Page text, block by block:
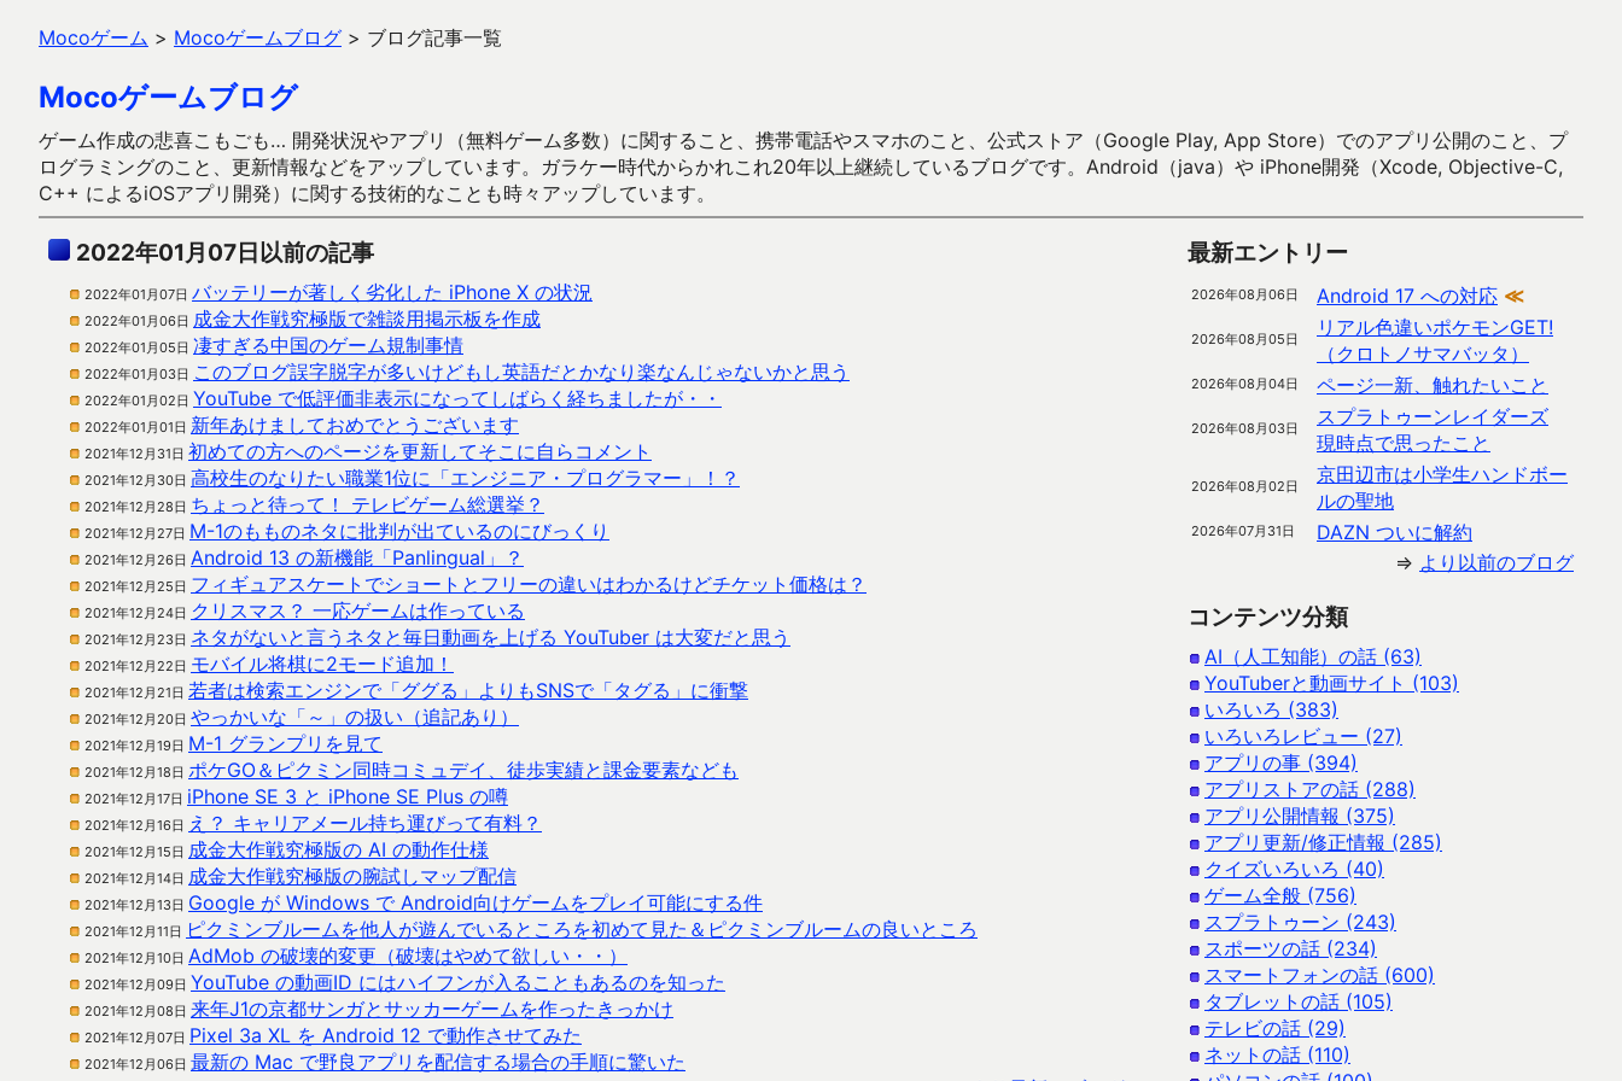
Mocoゲーム > Mocoゲームブログ > ブログ記事一覧
Mocoゲームブログ
ゲーム作成の悲喜こもごも… 開発状況やアプリ（無料ゲーム多数）に関すること、携帯電話やスマホのこと、公式ストア（Google Play, App Store）でのアプリ公開のこと、プ
ログラミングのこと、更新情報などをアップしています。ガラケー時代からかれこれ20年以上継続しているブログです。Android（java）や iPhone開発（Xcode, Objective-C,
C++ によるiOSアプリ開発）に関する技術的なことも時々アップしています。
2022年01月07日以前の記事
2022年01月07日 バッテリーが著しく劣化した iPhone X の状況
2022年01月06日 成金大作戦究極版で雑談用掲示板を作成
2022年01月05日 凄すぎる中国のゲーム規制事情
2022年01月03日 このブログ誤字脱字が多いけどもし英語だとかなり楽なんじゃないかと思う
2022年01月02日 YouTube で低評価非表示になってしばらく経ちましたが・・
2022年01月01日 新年あけましておめでとうございます
2021年12月31日 初めての方へのページを更新してそこに自らコメント
2021年12月30日 高校生のなりたい職業1位に「エンジニア・プログラマー」！？
2021年12月28日 ちょっと待って！ テレビゲーム総選挙？
2021年12月27日 M-1のもものネタに批判が出ているのにびっくり
2021年12月26日 Android 13 の新機能「Panlingual」？
2021年12月25日 フィギュアスケートでショートとフリーの違いはわかるけどチケット価格は？
2021年12月24日 クリスマス？ 一応ゲームは作っている
2021年12月23日 ネタがないと言うネタと毎日動画を上げる YouTuber は大変だと思う
2021年12月22日 モバイル将棋に2モード追加！
2021年12月21日 若者は検索エンジンで「ググる」よりもSNSで「タグる」に衝撃
2021年12月20日 やっかいな「～」の扱い（追記あり）
2021年12月19日 M-1 グランプリを見て
2021年12月18日 ポケGO＆ピクミン同時コミュデイ、徒歩実績と課金要素なども
2021年12月17日 iPhone SE 3 と iPhone SE Plus の噂
2021年12月16日 え？ キャリアメール持ち運びって有料？
2021年12月15日 成金大作戦究極版の AI の動作仕様
2021年12月14日 成金大作戦究極版の腕試しマップ配信
2021年12月13日 Google が Windows で Android向けゲームをプレイ可能にする件
2021年12月11日 ピクミンブルームを他人が遊んでいるところを初めて見た＆ピクミンブルームの良いところ
2021年12月10日 AdMob の破壊的変更（破壊はやめて欲しい・・）
2021年12月09日 YouTube の動画ID にはハイフンが入ることもあるのを知った
2021年12月08日 来年J1の京都サンガとサッカーゲームを作ったきっかけ
2021年12月07日 Pixel 3a XL を Android 12 で動作させてみた
2021年12月06日 最新の Mac で野良アプリを配信する場合の手順に驚いた
最新エントリー
2026年08月06日 Android 17 への対応 ≪
2026年08月05日
リアル色違いポケモンGET!
（クロトノサマバッタ）
2026年08月04日 ページ一新、触れたいこと
2026年08月03日
スプラトゥーンレイダーズ
現時点で思ったこと
2026年08月02日
京田辺市は小学生ハンドボー
ルの聖地
2026年07月31日
DAZN ついに解約
⇒ より以前のブログ
コンテンツ分類
AI（人工知能）の話 (63)
YouTuberと動画サイト (103)
いろいろ (383)
いろいろレビュー (27)
アプリの事 (394)
アプリストアの話 (288)
アプリ公開情報 (375)
アプリ更新/修正情報 (285)
クイズいろいろ (40)
ゲーム全般 (756)
スプラトゥーン (243)
スポーツの話 (234)
スマートフォンの話 (600)
タブレットの話 (105)
テレビの話 (29)
ネットの話 (110)